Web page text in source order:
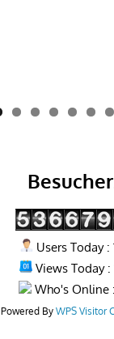
Users Today :
Views Today :
Who's Online
Powered By WPS Visitor